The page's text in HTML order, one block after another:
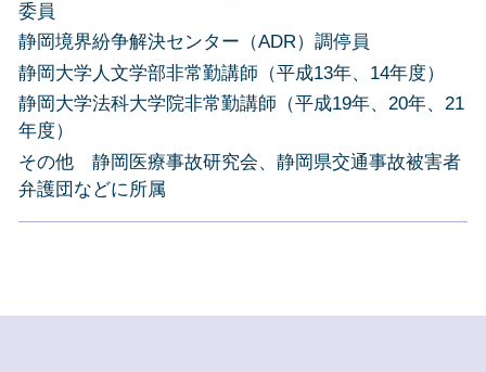
委員
静岡境界紛争解決センター（ADR）調停員
静岡大学人文学部非常勤講師（平成13年、14年度）
静岡大学法科大学院非常勤講師（平成19年、20年、21
年度）
その他 静岡医療事故研究会、静岡県交通事故被害者
弁護団などに所属